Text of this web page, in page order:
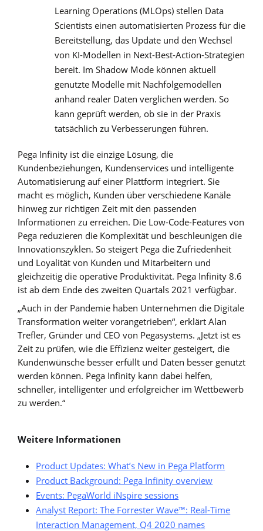
Learning Operations (MLOps) stellen Data
Scientists einen automatisierten Prozess für die
Bereitstellung, das Update und den Wechsel
von KI-Modellen in Next-Best-Action-Strategien
bereit. Im Shadow Mode können aktuell
genutzte Modelle mit Nachfolgemodellen
anhand realer Daten verglichen werden. So
kann geprüft werden, ob sie in der Praxis
tatsächlich zu Verbesserungen führen.
Pega Infinity ist die einzige Lösung, die
Kundenbeziehungen, Kundenservices und intelligente
Automatisierung auf einer Plattform integriert. Sie
macht es möglich, Kunden über verschiedene Kanäle
hinweg zur richtigen Zeit mit den passenden
Informationen zu erreichen. Die Low-Code-Features von
Pega reduzieren die Komplexität und beschleunigen die
Innovationszyklen. So steigert Pega die Zufriedenheit
und Loyalität von Kunden und Mitarbeitern und
gleichzeitig die operative Produktivität. Pega Infinity 8.6
ist ab dem Ende des zweiten Quartals 2021 verfügbar.
„Auch in der Pandemie haben Unternehmen die Digitale
Transformation weiter vorangetrieben“, erklärt Alan
Trefler, Gründer und CEO von Pegasystems. „Jetzt ist es
Zeit zu prüfen, wie die Effizienz weiter gesteigert, die
Kundenwünsche besser erfüllt und Daten besser genutzt
werden können. Pega Infinity kann dabei helfen,
schneller, intelligenter und erfolgreicher im Wettbewerb
zu werden.“
Weitere Informationen
Product Updates: What’s New in Pega Platform
Product Background: Pega Infinity overview
Events: PegaWorld iNspire sessions
Analyst Report: The Forrester Wave™: Real-Time
Interaction Management, Q4 2020 names